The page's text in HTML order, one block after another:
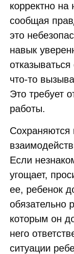
корректно на
сообщая
это
навык
что‑то
Это требует
работы.
Сохраняются
Если
угощает,
ее, ребенок
обязательно
которым он
него
ситуации